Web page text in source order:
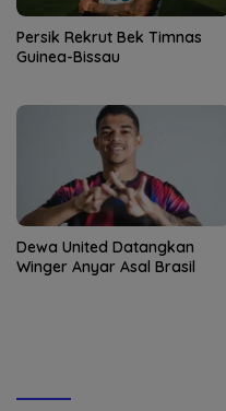
Persik Rekrut Bek Timnas
Guinea-Bissau
Dewa United Datangkan
Winger Anyar Asal Brasil